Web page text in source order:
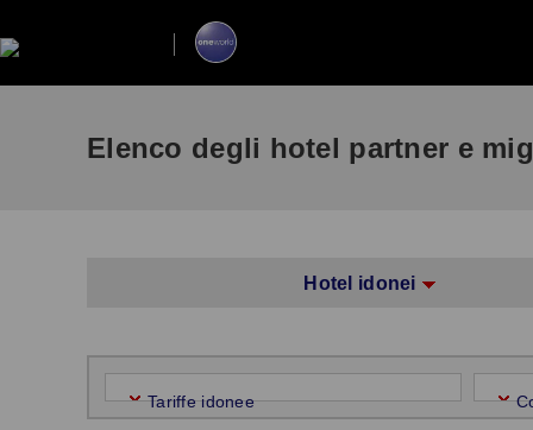
Elenco degli hotel partner e
Hotel idonei
Tariffe idonee